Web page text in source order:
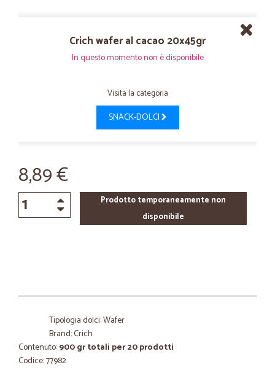
Crich wafer al cacao 20x45gr
In questo momento non è disponibile
Visita la categoria
SNACK-DOLCI
8,89 €
Prodotto temporaneamente non
disponibile
Tipologia dolci: Wafer
Brand: Crich
Contenuto:900 gr totali per 20 prodotti
Codice: 77982